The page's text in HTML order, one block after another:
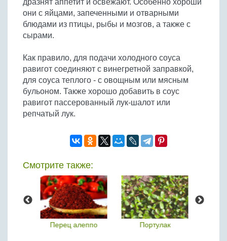
Бобовые
Яйца
Крупы
дразнят аппетит и освежают. Особенно хороши
они с яйцами, запеченными и отварными
блюдами из птицы, рыбы и мозгов, а также с
сырами.
Как правило, для подачи холодного соуса
равигот соединяют с винегретной заправкой,
для соуса теплого - с овощным или мясным
бульоном. Также хорошо добавить в соус
равигот пассерованный лук-шалот или
репчатый лук.
Смотрите также:
Перец алеппо Портулак